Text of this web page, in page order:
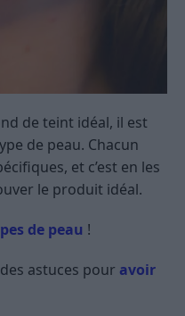
de teint idéal, il est
de peau. Chacun
et c’est en les
le produit idéal.
de peau !
astuces pour avoir